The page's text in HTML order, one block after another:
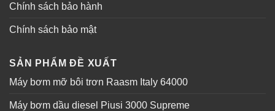
Chính sách bảo hành
Chính sách bảo mật
SẢN PHẨM ĐỀ XUẤT
Máy bơm mỡ bôi trơn Raasm Italy 64000
Máy bơm dầu diesel Piusi 3000 Supreme